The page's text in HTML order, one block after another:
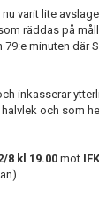
varit lite
räddas på
79:e minuten där
inkasserar
och som
8 kl 19.00 mot